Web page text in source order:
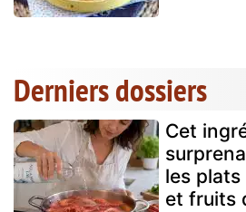
Derniers dossiers
Cet
les
et fruits